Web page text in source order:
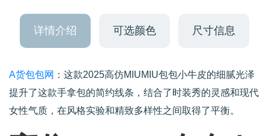
详情介绍 可选颜色 尺寸信息
A货包包网 ：这款2025高仿MIUMIU包包小牛皮的细腻光泽
提升了这款手拿包的简约线条，结合了时装秀的灵感和现代
女性气质，在风格实验和精致多样性之间取得了平衡。